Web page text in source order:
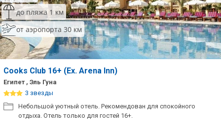
до пляжа 1 км
от аэропорта 30 км
Cooks Club 16+ (Ex. Arena Inn)
Египет , Эль Гуна
3 звезды
Небольшой уютный отель. Рекомендован для спокойного
отдыха. Отель только для гостей 16+.